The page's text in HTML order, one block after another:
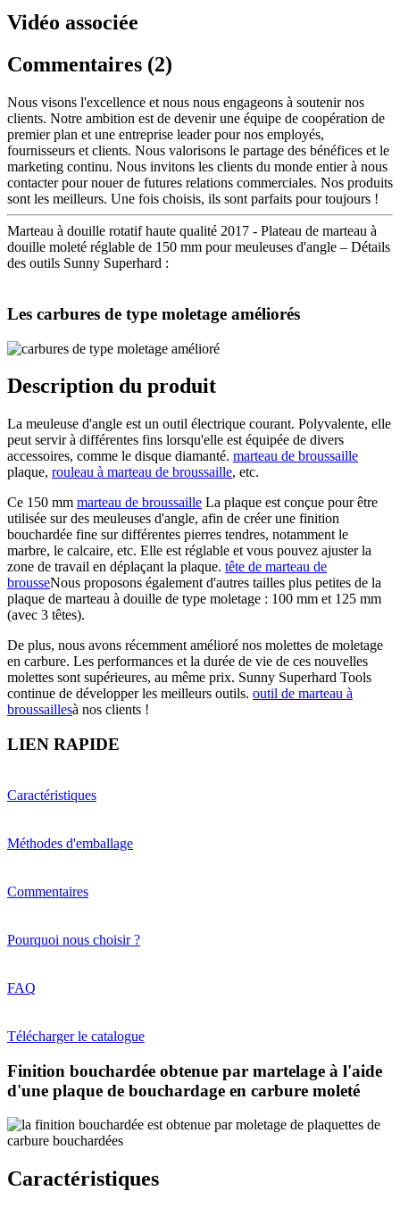
Vidéo associée
Commentaires (2)
Nous visons l'excellence et nous nous engageons à soutenir nos
clients. Notre ambition est de devenir une équipe de coopération de
premier plan et une entreprise leader pour nos employés,
fournisseurs et clients. Nous valorisons le partage des bénéfices et le
marketing continu. Nous invitons les clients du monde entier à nous
contacter pour nouer de futures relations commerciales. Nos produits
sont les meilleurs. Une fois choisis, ils sont parfaits pour toujours !
Marteau à douille rotatif haute qualité 2017 - Plateau de marteau à
douille moleté réglable de 150 mm pour meuleuses d'angle – Détails
des outils Sunny Superhard :
Les carbures de type moletage améliorés
Description du produit
La meuleuse d'angle est un outil électrique courant. Polyvalente, elle
peut servir à différentes fins lorsqu'elle est équipée de divers
accessoires, comme le disque diamanté. marteau de broussaille
plaque, rouleau à marteau de broussaille, etc.
Ce 150 mm marteau de broussaille La plaque est conçue pour être
utilisée sur des meuleuses d'angle, afin de créer une finition
bouchardée fine sur différentes pierres tendres, notamment le
marbre, le calcaire, etc. Elle est réglable et vous pouvez ajuster la
zone de travail en déplaçant la plaque. tête de marteau de
brousseNous proposons également d'autres tailles plus petites de la
plaque de marteau à douille de type moletage : 100 mm et 125 mm
(avec 3 têtes).
De plus, nous avons récemment amélioré nos molettes de moletage
en carbure. Les performances et la durée de vie de ces nouvelles
molettes sont supérieures, au même prix. Sunny Superhard Tools
continue de développer les meilleurs outils. outil de marteau à
broussaillesà nos clients !
LIEN RAPIDE
Caractéristiques
Méthodes d'emballage
Commentaires
Pourquoi nous choisir ?
FAQ
Télécharger le catalogue
Finition bouchardée obtenue par martelage à l'aide
d'une plaque de bouchardage en carbure moleté
Caractéristiques